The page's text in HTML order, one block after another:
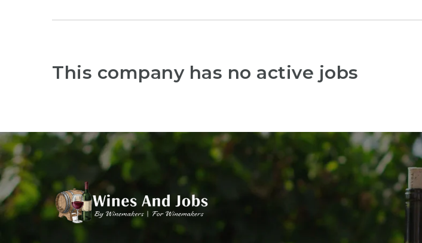
This company has no active jobs